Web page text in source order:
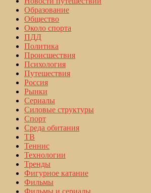
Образование
Общество
Около спорта
ПДД
Политика
Происшествия
Психология
Путешествия
Россия
Рынки
Сериалы
Силовые структуры
Спорт
Среда обитания
ТВ
Теннис
Технологии
Тренды
Фигурное катание
Фильмы
Фильмы и сериалы